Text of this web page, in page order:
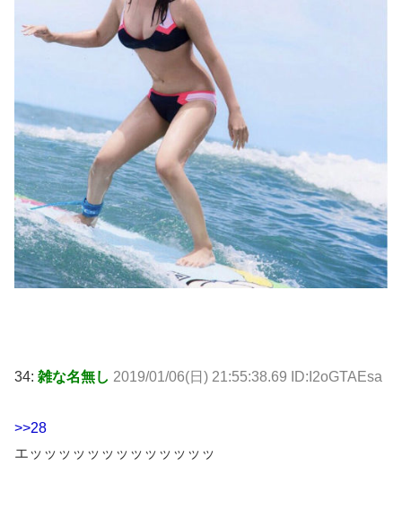
34: 雑な名無し 2019/01/06(日) 21:55:38.69 ID:I2oGTAEsa
>>28
エッッッッッッッッッッッッッ